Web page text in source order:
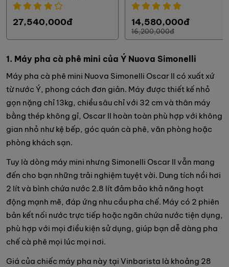
27,540,000đ 14,580,000đ
16,200,000đ
1. Máy pha cà phê mini của Ý Nuova Simonelli
Máy pha cà phê mini Nuova Simonelli Oscar II có xuất xứ
từ nước Ý, phong cách đơn giản. Máy được thiết kế nhỏ
gọn nặng chỉ 13kg, chiều sâu chỉ với 32 cm và thân máy
bằng thép không gỉ, Oscar II hoàn toàn phù hợp với không
gian nhỏ như kệ bếp, góc quán cà phê, văn phòng hoặc
phòng khách sạn.
Tuy là dòng máy mini nhưng Simonelli Oscar II vẫn mang
đến cho bạn những trải nghiệm tuyệt vời. Dung tích nồi hơi
2 lít và bình chứa nước 2.8 lít đảm bảo khả năng hoạt
động mạnh mẽ, đáp ứng nhu cầu pha chế. Máy có 2 phiên
bản kết nối nước trực tiếp hoặc ngăn chứa nước tiện dụng,
phù hợp với mọi điều kiện sử dụng, giúp bạn dễ dàng pha
chế cà phê mọi lúc mọi nơi.
Giá của chiếc máy pha này tại Vinbarista là khoảng 28